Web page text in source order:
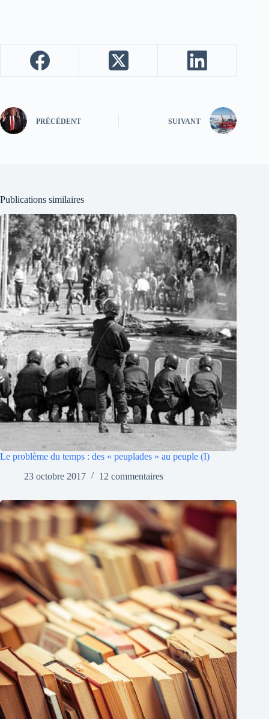
PRÉCÉDENT SUIVANT
Publications similaires
Le problème du temps : des « peuplades » au peuple (I)
23 octobre 2017
12 commentaires